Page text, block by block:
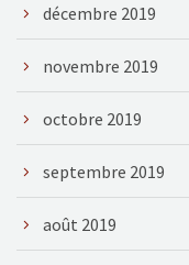
décembre 2019
novembre 2019
octobre 2019
septembre 2019
août 2019